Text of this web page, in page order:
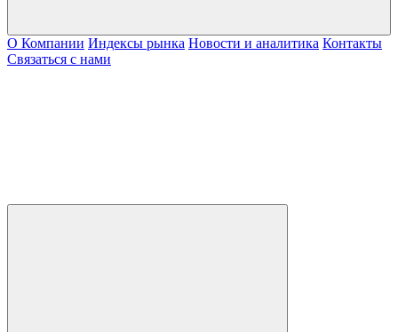
О Компании Индексы рынка Новости и аналитика Контакты
Связаться с нами